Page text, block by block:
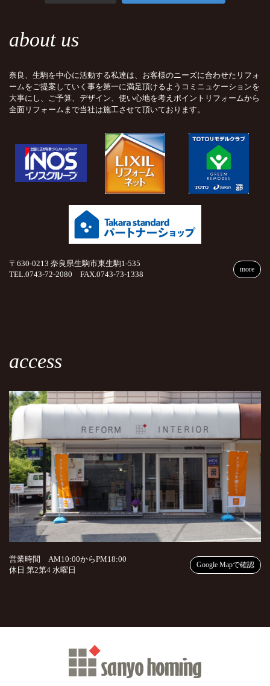
about us
奈良、生駒を中心に活動する私達は、お客様のニーズに合わせたリフォ
ームをご提案していく事を第一に満足頂けるようコミニュケーションを
大事にし、ご予算、デザイン、使い心地を考えポイントリフォームから
全面リフォームまで当社は施工させて頂いております。
〒630-0213 奈良県生駒市東生駒1-535
TEL.0743-72-2080 FAX.0743-73-1338
more
access
営業時間 AM10:00からPM18:00
休日 第2第4 水曜日
Google Mapで確認